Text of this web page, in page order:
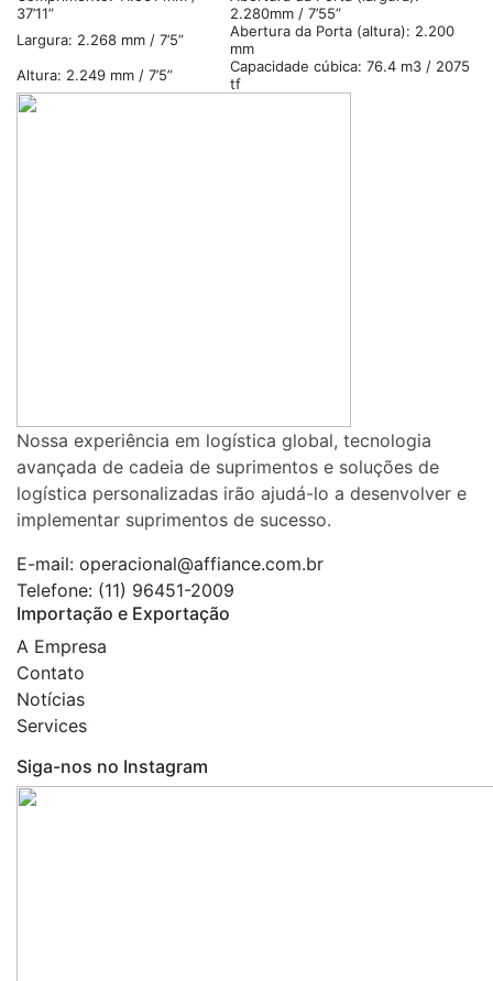
37’11”
2.280mm / 7’55”
Largura: 2.268 mm / 7’5”
Abertura da Porta (altura): 2.200
mm
Altura: 2.249 mm / 7’5”
Capacidade cúbica: 76.4 m3 / 2075
tf
Nossa experiência em logística global, tecnologia
avançada de cadeia de suprimentos e soluções de
logística personalizadas irão ajudá-lo a desenvolver e
implementar suprimentos de sucesso.
E-mail: operacional@affiance.com.br
Telefone: (11) 96451-2009
Importação e Exportação
A Empresa
Contato
Notícias
Services
Siga-nos no Instagram